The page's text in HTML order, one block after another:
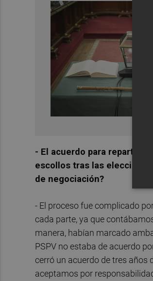
- El acuerdo para
escollos tras las
de negociación?
- El proceso fue complicado
cada parte, ya que
manera, habían marcado
PSPV no estaba de acuerdo
cerró un acuerdo de tres años
aceptamos por